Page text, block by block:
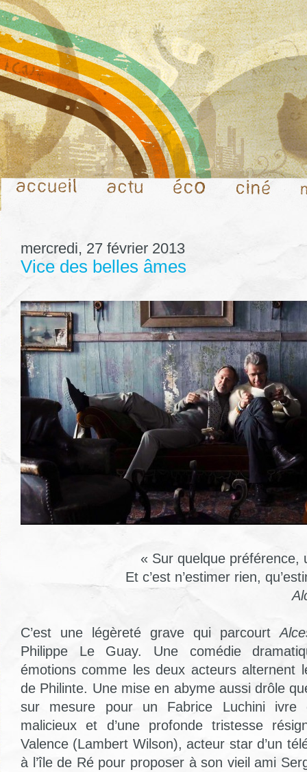
mercredi, 27 février 2013
Vice des belles âmes
« Sur quelque préférence,
Et c’est n’estimer rien,
C’est une légèreté grave qui parcourt
Philippe Le Guay. Une comédie
émotions comme les deux acteurs alternent
de Philinte. Une mise en abyme aussi drôle
sur mesure pour un Fabrice Luchini ivre
malicieux et d’une profonde tristesse
Valence (Lambert Wilson), acteur star d’un
à l’île de Ré pour proposer à son vieil ami